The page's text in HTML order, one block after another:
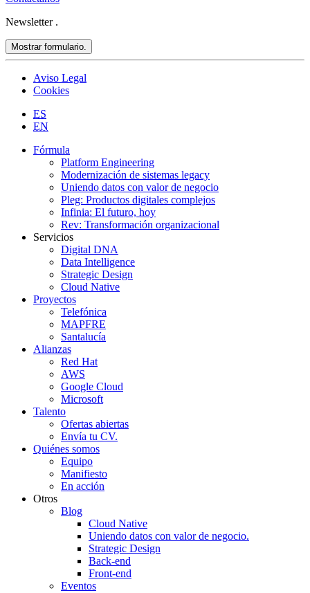
Newsletter .
Mostrar formulario.
Aviso Legal
Cookies
ES
EN
Fórmula
Platform Engineering
Modernización de sistemas legacy
Uniendo datos con valor de negocio
Pleg: Productos digitales complejos
Infinia: El futuro, hoy
Rev: Transformación organizacional
Servicios
Digital DNA
Data Intelligence
Strategic Design
Cloud Native
Proyectos
Telefónica
MAPFRE
Santalucía
Alianzas
Red Hat
AWS
Google Cloud
Microsoft
Talento
Ofertas abiertas
Envía tu CV.
Quiénes somos
Equipo
Manifiesto
En acción
Otros
Blog
Cloud Native
Uniendo datos con valor de negocio.
Strategic Design
Back-end
Front-end
Eventos